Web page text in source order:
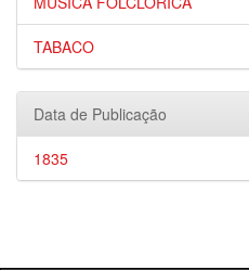
TABACO
Data de Publicação
1835